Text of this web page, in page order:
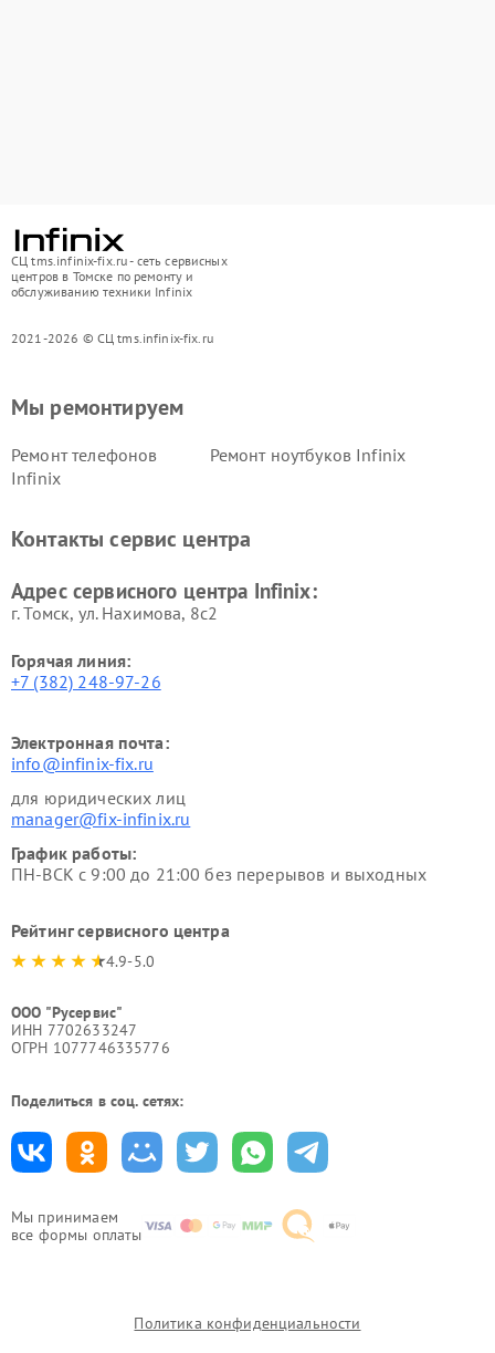
СЦ tms.infinix-fix.ru - сеть сервисных
центров в Томске по ремонту и
обслуживанию техники Infinix
2021-2026 © СЦ tms.infinix-fix.ru
Мы принимаем
все формы оплаты
Мы ремонтируем
Ремонт телефонов
Infinix
Ремонт ноутбуков Infinix
Контакты сервис центра
Адрес сервисного центра Infinix:
г. Томск, ул. Нахимова, 8с2
Горячая линия:
+7 (382) 248-97-26
Электронная почта:
info@infinix-fix.ru
для юридических лиц
manager@fix-infinix.ru
График работы:
ПН-ВСК с 9:00 до 21:00 без перерывов и выходных
Рейтинг сервисного центра
4.9-5.0
ООО "Русервис"
ИНН 7702633247
ОГРН 1077746335776
Поделиться в соц. сетях:
Политика конфиденциальности